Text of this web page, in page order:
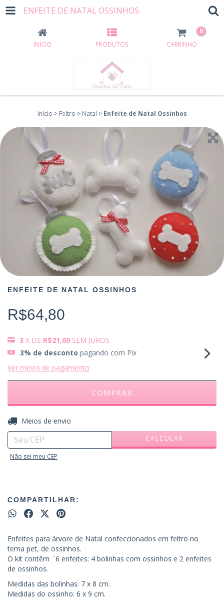
ENFEITE DE NATAL OSSINHOS
INÍCIO PRODUTOS CARRINHO
0
Início > Feltro > Natal > Enfeite de Natal Ossinhos
ENFEITE DE NATAL OSSINHOS
R$64,80
3 X DE R$21,60 SEM JUROS
3% de desconto pagando com Pix
Ver meios de pagamento
Entregas para o CEP:
Meios de envio
CALCULAR
Não sei meu CEP
COMPARTILHAR:
Enfeites para árvore de Natal confeccionados em feltro no
tema pet, de ossinhos.
O kit contêm ¨6 enfeites: 4 bolinhas com ossinhos e 2 enfeites
de ossinhos.
Medidas das bolinhas: 7 x 8 cm.
Medidas do ossinho: 6 x 9 cm.